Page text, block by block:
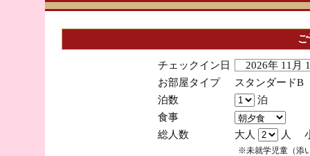
チェックイン日
2026年 11
お部屋タイプ
スタンダードB
泊数
泊
食事
総人数
大人 人
※未就学児童（添